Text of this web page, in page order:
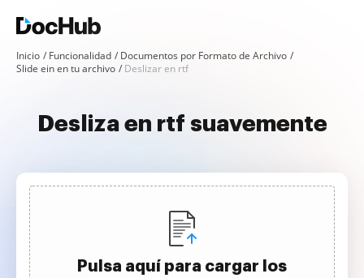
Inicio Funcionalidad
Documentos por Formato de Archivo
Slide ein en tu archivo
Deslizar en rtf
Desliza en rtf suavemente
Pulsa aquí para cargar los